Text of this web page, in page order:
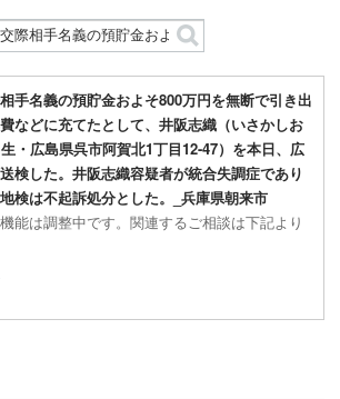
手名義の預貯金およそ800万円を無断で引き出
などに充てたとして、井阪志織（いさかしお
・広島県呉市阿賀北1丁目12-47）を本日、広
検した。井阪志織容疑者が統合失調症であり
検は不起訴処分とした。_兵庫県朝来市
能は調整中です。関連するご相談は下記より